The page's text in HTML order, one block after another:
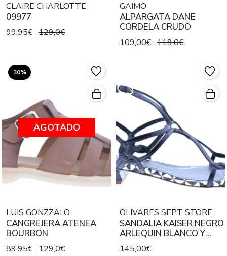
CLAIRE CHARLOTTE
09977
99,95€ 129,0€
GAIMO
ALPARGATA DANE
CORDELA CRUDO
109,00€ 119,0€
30%
AGOTADO
LUIS GONZZALO
CANGREJERA ATENEA
BOURBON
89,95€ 129,0€
OLIVARES SEPT STORE
SANDALIA KAISER NEGRO
ARLEQUIN BLANCO Y
NEGRO
145,00€